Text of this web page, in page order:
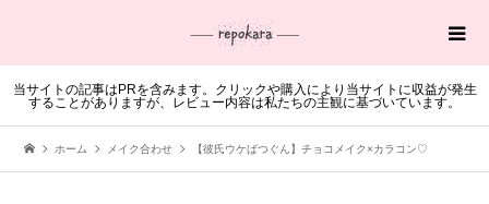
当サイトの記事はPRを含みます。クリックや購入により当サイトに収益が発生
することがありますが、レビュー内容は私たちの主観に基づいています。
ホーム メイク合わせ 【彼氏ウケばつぐん】チョコメイク×カラコン♡